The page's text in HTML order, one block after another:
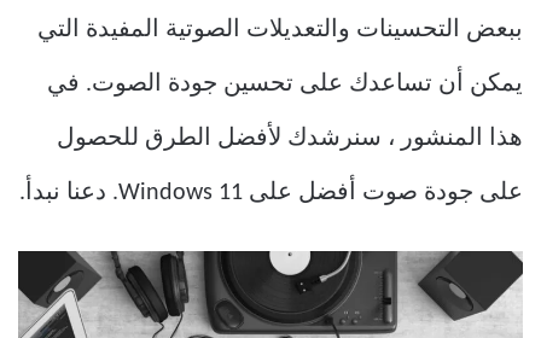
ببعض التحسينات والتعديلات الصوتية المفيدة التي
يمكن أن تساعدك على تحسين جودة الصوت. في
هذا المنشور ، سنرشدك لأفضل الطرق للحصول
على جودة صوت أفضل على Windows 11. دعنا نبدأ.